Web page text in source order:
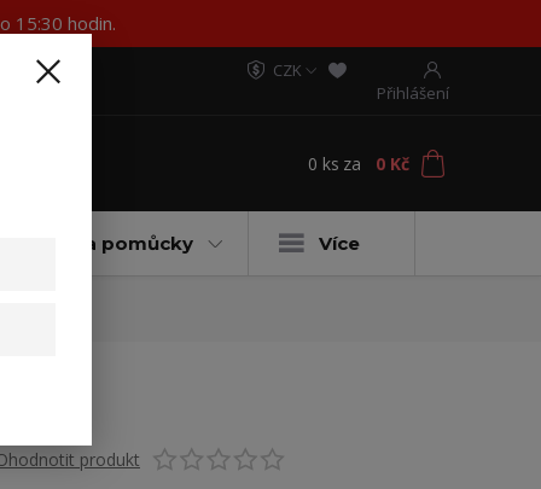
15:30 hodin.
CZK
Přihlášení
0 ks za 0 Kč
a pomůcky Více
produkt